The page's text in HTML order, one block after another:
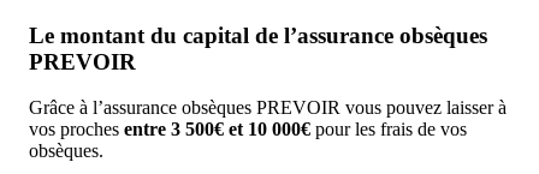
Le montant du capital de l’assurance obsèques
PREVOIR
Grâce à l’assurance obsèques PREVOIR vous pouvez laisser à
vos proches entre 3 500€ et 10 000€ pour les frais de vos
obsèques.